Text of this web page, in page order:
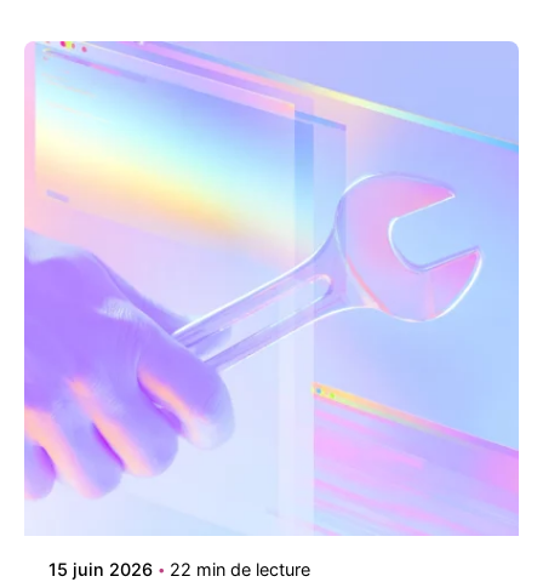
Posté par
Studio en Tête
15 juin 2026 22 min de lecture